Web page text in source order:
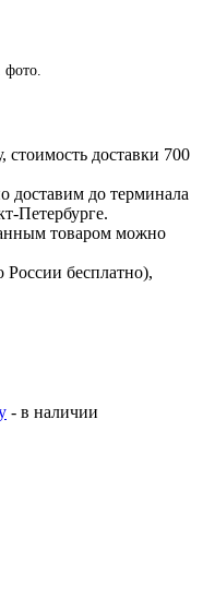
стоимость доставки 700
доставим до терминала
Петербурге.
товаром можно
бесплатно),
- в наличии